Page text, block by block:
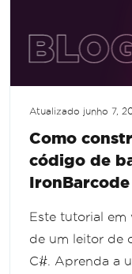
Atualizado junho 7,
Como
código de
IronBarcode
Este tutorial em
de um leitor de
C#. Aprenda a